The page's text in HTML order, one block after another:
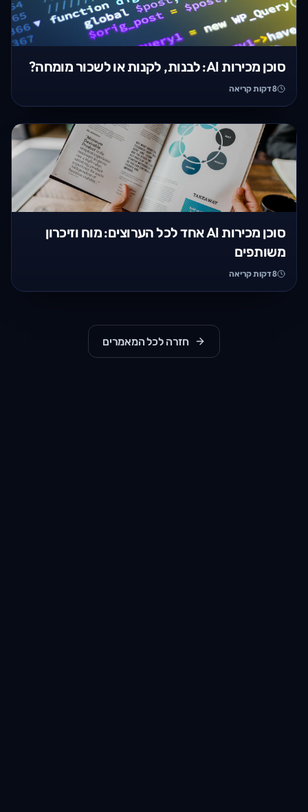
סוכן מכירות AI: לבנות, לקנות או לשכור מומחה?
8דקות קריאה
סוכן מכירות AI אחד לכל הערוצים: מוח וזיכרון
משותפים
8דקות קריאה
חזרה לכל המאמרים